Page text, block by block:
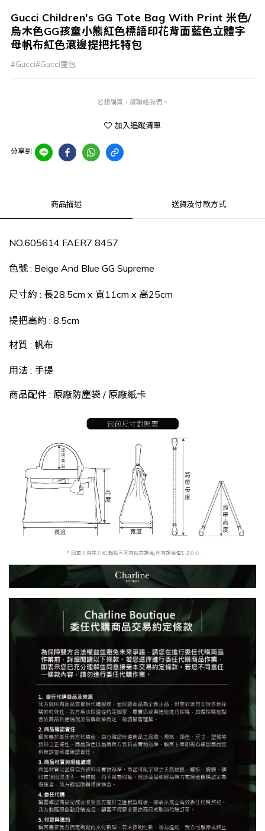
Gucci Children's GG Tote Bag With Print 米色/
烏木色GG孩童小熊紅色標語印花背面藍色立體字
母帆布紅色滾邊提把托特包
#Gucci#Gucci童包
若想購買，請聯絡我們。
加入追蹤清單
分享到
商品描述 送貨及付款方式
NO.605614 FAER7 8457
色號 : Beige And Blue GG Supreme
尺寸約 : 長28.5cm x 寬11cm x 高25cm
提把高約 : 8.5cm
材質 : 帆布
用法 : 手提
商品配件 : 原廠防塵袋 / 原廠紙卡